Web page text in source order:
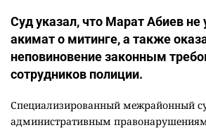
Суд указал, что Марат Абиев не
акимат о митинге, а также
неповиновение законным
сотрудников полиции.
Специализированный межрайонный
административным